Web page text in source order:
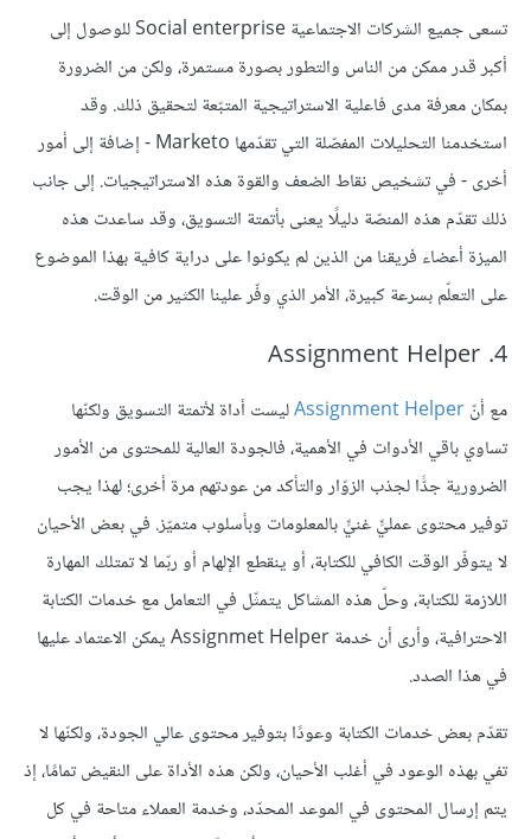
تسعى جميع الشركات الاجتماعية Social enterprise للوصول إلى
أكبر قدر ممكن من الناس والتطور بصورة مستمرة، ولكن من الضرورة
بمكان معرفة مدى فاعلية الاستراتيجية المتبّعة لتحقيق ذلك. وقد
استخدمنا التحليلات المفصّلة التي تقدّمها Marketo - إضافة إلى أمور
أخرى - في تشخيص نقاط الضعف والقوة هذه الاستراتيجيات. إلى جانب
ذلك تقدّم هذه المنصّة دليلًا يعنى بأتمتة التسويق، وقد ساعدت هذه
الميزة أعضاء فريقنا من الذين لم يكونوا على دراية كافية بهذا الموضوع
على التعلّم بسرعة كبيرة، الأمر الذي وفّر علينا الكثير من الوقت.
4. Assignment Helper
مع أنّAssignment Helperليست أداة لأتمتة التسويق ولكنّها
تساوي باقي الأدوات في الأهمية، فالجودة العالية للمحتوى من الأمور
الضرورية جدًّا لجذب الزوّار والتأكد من عودتهم مرة أخرى؛ لهذا يجب
توفير محتوى عمليٍّ غنيٍّ بالمعلومات وبأسلوب متميّز. في بعض الأحيان
لا يتوفّر الوقت الكافي للكتابة، أو ينقطع الإلهام أو ربّما لا تمتلك المهارة
اللازمة للكتابة، وحلّ هذه المشاكل يتمثّل في التعامل مع خدمات الكتابة
الاحترافية، وأرى أن خدمة Assignmet Helper يمكن الاعتماد عليها
في هذا الصدد.
تقدّم بعض خدمات الكتابة وعودًا بتوفير محتوى عالي الجودة، ولكنّها ﻻ
تفي بهذه الوعود في أغلب الأحيان، ولكن هذه الأداة على النقيض تمامًا، إذ
يتم إرسال المحتوى في الموعد المحدّد، وخدمة العملاء متاحة في كل